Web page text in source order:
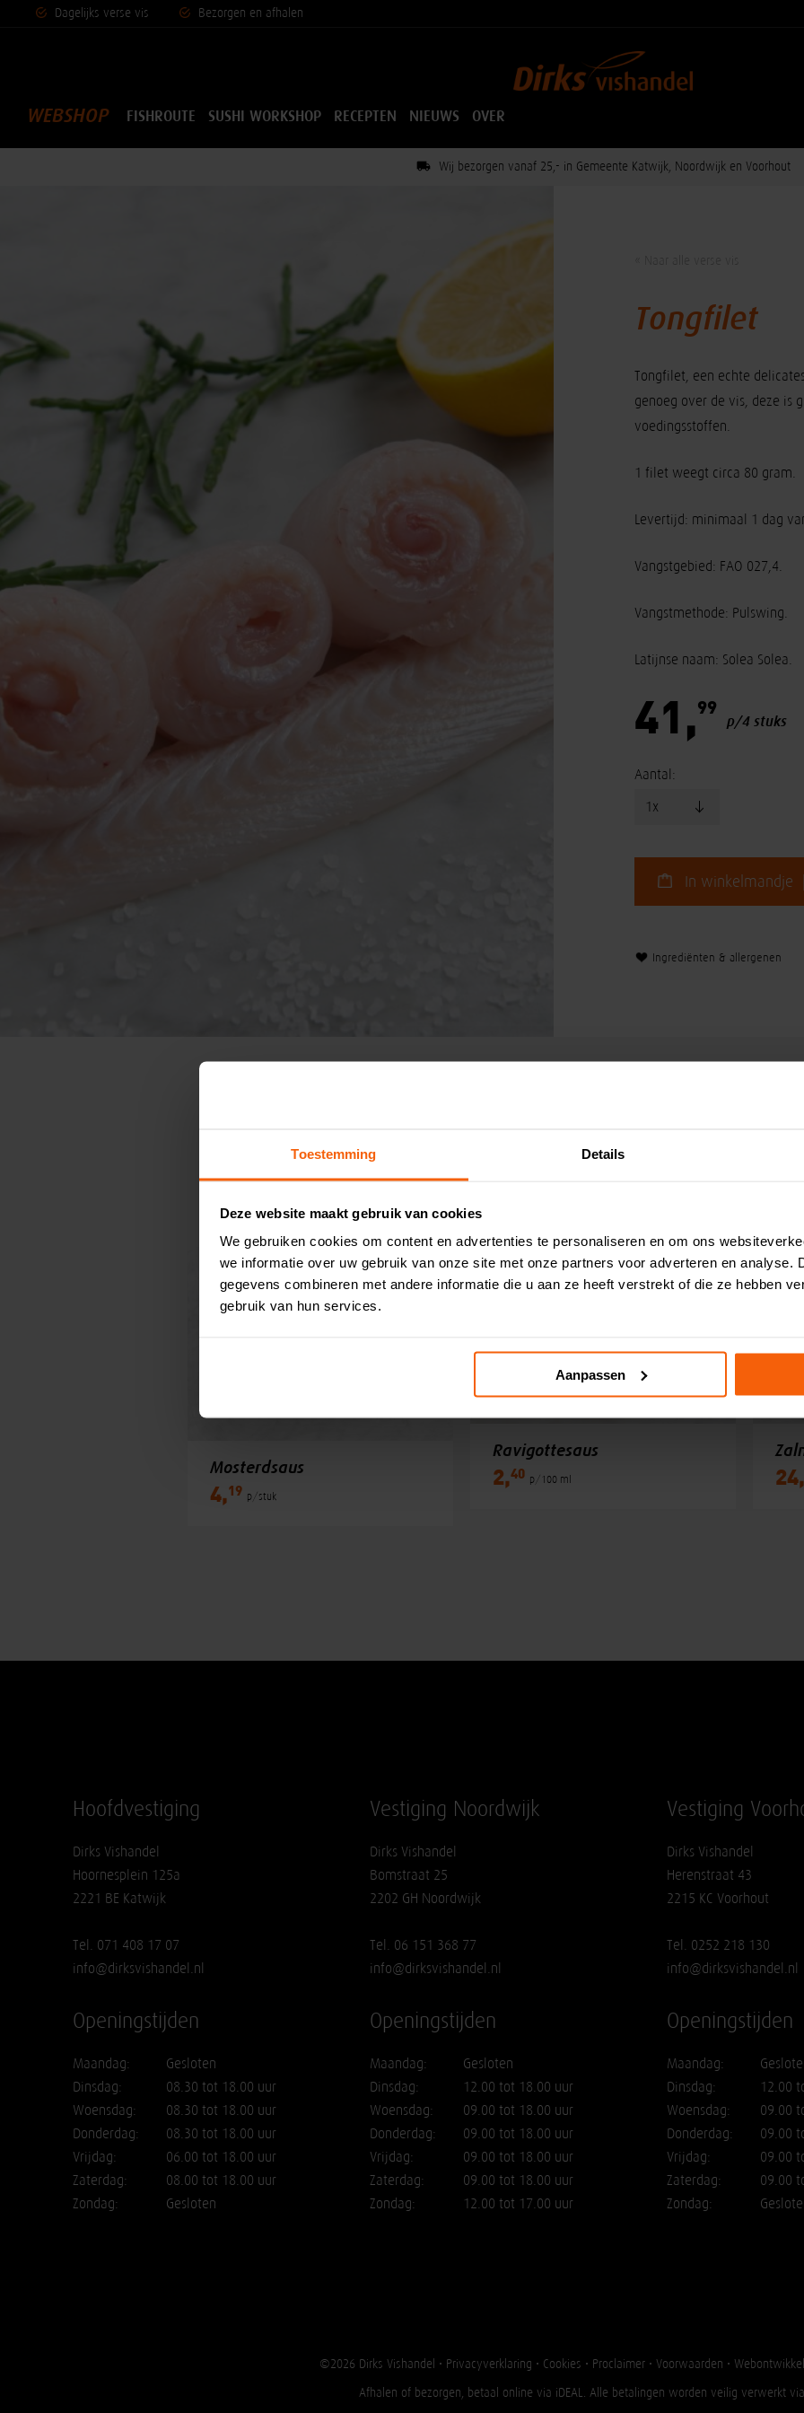
Toestemming Details
Deze website maakt gebruik van cookies
We gebruiken cookies om content en advertenties te personaliseren en om ons
we informatie over uw gebruik van onze site met onze partners voor adverteren en analyse.
gegevens combineren met andere informatie die u aan ze heeft verstrekt of die ze hebben
gebruik van hun services.
Aanpassen
Dagelijks verse vis Bezorgen en afhalen
WEBSHOP FISHROUTE SUSHI WORKSHOP RECEPTEN NIEUWS OVER
Wij bezorgen vanaf 25,- in Gemeente Katwijk, Noordwijk en Voorhout
Tongfilet
Tongfilet, een echte
genoeg over de vis, deze is
voedingsstoffen.
1 filet weegt circa 80 gram.
Levertijd: minimaal 1 dag
Vangstgebied: FAO 027,4.
Vangstmethode: Pulswing.
Latijnse naam: Solea Solea.
41,99
p/4 stuks
Aantal:
In winkelmandje
Ingrediënten & allergenen
Klanten
Mosterdsaus
4,19 p/stuk
Ravigottesaus
2,40 p/100 ml 24,
Hoofdvestiging
Dirks Vishandel
Hoornesplein 125a
2221 BE Katwijk
Tel. 071 408 17 07
info@dirksvishandel.nl
Openingstijden
Maandag:
Gesloten
Dinsdag:
08.30 tot 18.00 uur
Woensdag:
08.30 tot 18.00 uur
Donderdag:
08.30 tot 18.00 uur
Vrijdag:
06.00 tot 18.00 uur
Zaterdag:
08.00 tot 18.00 uur
Zondag:
Gesloten
Vestiging Noordwijk
Dirks Vishandel
Bomstraat 25
2202 GH Noordwijk
Tel. 06 151 368 77
info@dirksvishandel.nl
Openingstijden
Maandag:
Gesloten
Dinsdag:
12.00 tot 18.00 uur
Woensdag:
09.00 tot 18.00 uur
Donderdag:
09.00 tot 18.00 uur
Vrijdag:
09.00 tot 18.00 uur
Zaterdag:
09.00 tot 18.00 uur
Zondag:
12.00 tot 17.00 uur
Vestiging
Dirks Vishandel
Herenstraat 43
2215 KC Voorhout
Tel. 0252 218 130
info@dirksvishandel.nl
Openingstijden
Maandag:
Dinsdag:
12.00
Woensdag:
09.00
Donderdag:
09.00
Vrijdag:
09.00
Zaterdag:
09.00
Zondag:
©2026 Dirks Vishandel • Privacyverklaring • Cookies • Proclaimer• Voorwaarden •
Afhalen of bezorgen, betaal online via iDEAL. Alle betalingen worden veilig verwerkt via